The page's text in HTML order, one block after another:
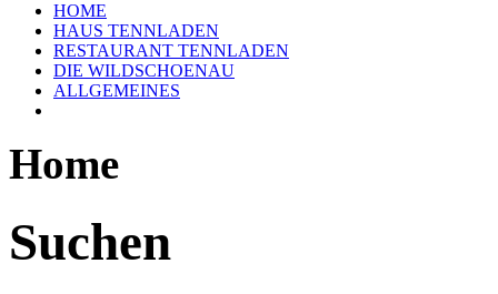
HOME
HAUS TENNLADEN
RESTAURANT TENNLADEN
DIE WILDSCHOENAU
ALLGEMEINES
Home
Suchen